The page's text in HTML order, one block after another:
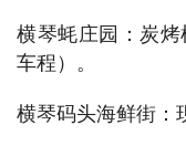
横琴蚝庄园：炭
车程）。
横琴码头海鲜街：